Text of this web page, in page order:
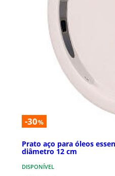
-30%
Prato aço para óleos
diâmetro 12 cm
DISPONÍVEL